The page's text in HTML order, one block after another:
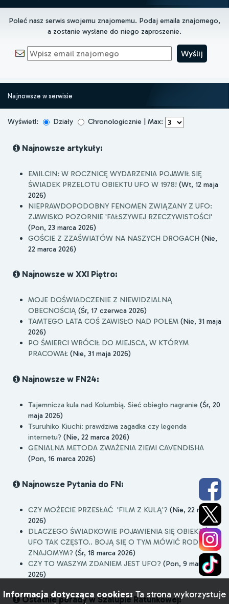
Poleć nasz serwis swojemu znajomemu. Podaj emaila znajomego,
a zostanie wysłane do niego zaproszenie.
Najnowsze w serwisie
Wyświetl: Działy Chronologicznie | Max:
Najnowsze artykuły:
EMILCIN: W ROCZNICĘ WYDARZENIA POJAWIŁ SIĘ
ŚWIADEK PRZELOTU OBIEKTU UFO W 1978! (Wt, 12 maja
2026)
NIEPRAWDOPODOBNY FENOMEN ZWIĄZANY Z UFO:
ZJAWISKO POZORNIE 'FAŁSZYWEJ RZECZYWISTOŚCI'
(Pon, 23 marca 2026)
GOŚCIE Z ZZAŚWIATÓW NA NASZYCH DROGACH (Nie,
22 marca 2026)
Najnowsze w XXI Piętro:
MOJE DOŚWIADCZENIE Z NIEWIDZIALNĄ
OBECNOŚCIĄ (Śr, 17 czerwca 2026)
TAMTEGO LATA COŚ ZAWISŁO NAD POLEM (Nie, 31 maja
2026)
PO ŚMIERCI WRÓCIŁ DO MIEJSCA, W KTÓRYM
PRACOWAŁ (Nie, 31 maja 2026)
Najnowsze w FN24:
Tajemnicza kula nad Kolumbią. Sieć obiegło nagranie (Śr, 20
maja 2026)
Tsuruhiko Kiuchi: prawdziwa zagadka czy legenda
internetu? (Nie, 22 marca 2026)
GENIALNA METODA ZWAŻENIA ZIEMI CAVENDISHA
(Pon, 16 marca 2026)
Najnowsze Pytania do FN:
CZY MOŻECIE PRZESŁAĆ 'FILM Z KULĄ'? (Nie, 22 marca
2026)
DLACZEGO ŚWIADKOWIE POJAWIENIA SIĘ OBIEKTÓW
UFO TAK CZĘSTO.. BOJĄ SIĘ O TYM MÓWIĆ RODZINIE I
ZNAJOMYM? (Śr, 18 marca 2026)
CZY TO WASZYM ZDANIEM JEST UFO? (Pon, 9 marca
2026)
Ostatnie porady w Szalupie Ratunkowej:
Informacja dotycząca cookies:Ta strona wykorzystuje